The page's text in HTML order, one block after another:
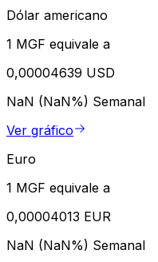
Dólar americano
1 MGF equivale a
0,00004639 USD
NaN (NaN%) Semanal
Ver gráfico
Euro
1 MGF equivale a
0,00004013 EUR
NaN (NaN%) Semanal